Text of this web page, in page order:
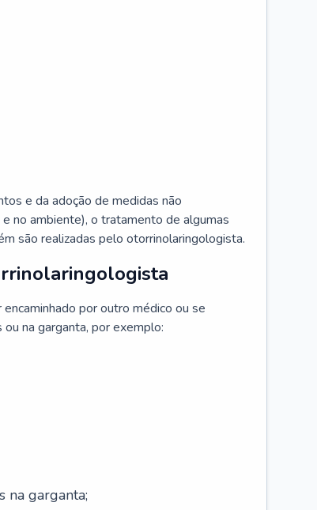
e da adoção de medidas não
no ambiente), o tratamento de algumas
são realizadas pelo otorrinolaringologista.
por outro médico ou se
na garganta, por exemplo:
na garganta;